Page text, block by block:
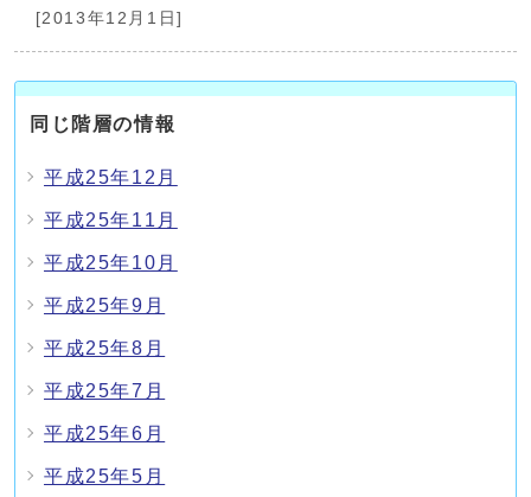
[2013年12月1日]
同じ階層の情報
平成25年12月
平成25年11月
平成25年10月
平成25年9月
平成25年8月
平成25年7月
平成25年6月
平成25年5月